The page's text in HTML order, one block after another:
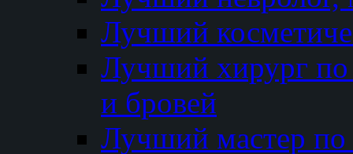
Лучший
Лучший хирург по
и бровей
Лучший мастер